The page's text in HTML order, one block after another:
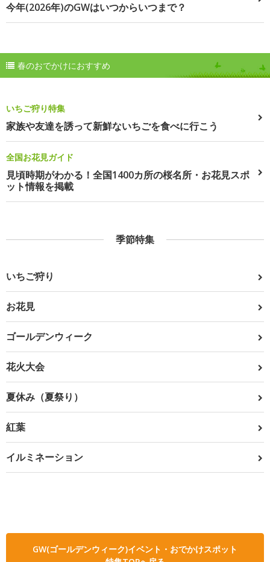
今年(2026年)のGWはいつからいつまで？
春のおでかけにおすすめ
いちご狩り特集
家族や友達を誘って新鮮ないちごを食べに行こう
全国お花見ガイド
見頃時期がわかる！全国1400カ所の桜名所・お花見スポ
ット情報を掲載
季節特集
いちご狩り
お花見
ゴールデンウィーク
花火大会
夏休み（夏祭り）
紅葉
イルミネーション
GW(ゴールデンウィーク)イベント・おでかけスポット